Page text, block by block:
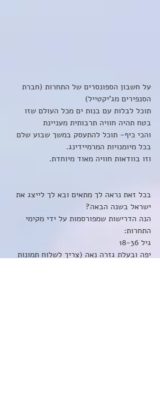
על חשבון הספונסרים של התחרות (חברת
הסנפירים מג'יקטייל)
תוכל לבלות עם בנות ים מכל העולם שזו
בטח תהיה חוויה תרבותית מעניינת
והכי כיף- תוכל להתעסק במשך שבוע שלם
בכל מיומנויות המרמיידינג.
וזו בוודאות חוויה מאוד מיוחדת.
בכל זאת נראה לך מתאים ובא לך לייצג את
ישראל בשנה הבאה?
הנה הדרישות שמפורסמות על ידי מקימי
התחרות:
גיל 18-36
יפה ובעלת גזרה נאה (צריך לשלוח תמונות